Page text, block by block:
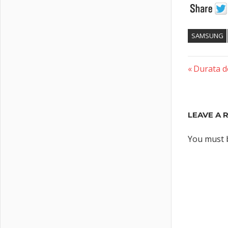
SAMSUNG
Post
Previous
Durata
LEAVE A
You must